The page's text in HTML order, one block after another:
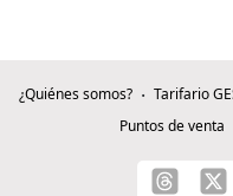
¿Quiénes somos? Tarifario
Puntos de venta